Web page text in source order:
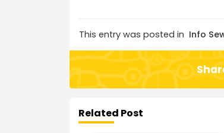
This entry was posted in Info
Related Post